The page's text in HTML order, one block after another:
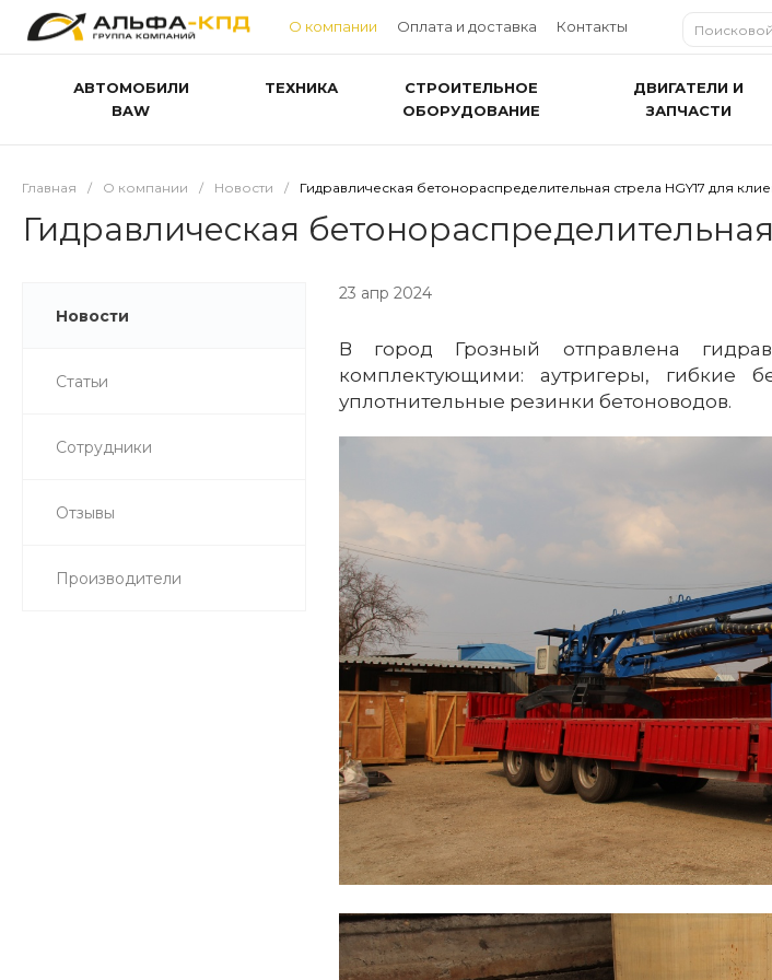
О компании Оплата и доставка Контакты
АВТОМОБИЛИ
BAW
ТЕХНИКА
СТРОИТЕЛЬНОЕ
ОБОРУДОВАНИЕ
ДВИГАТЕЛИ И
ЗАПЧАСТИ
Главная / О компании / Новости / Гидравлическая бетонораспределительная стрела HGY17 для
Гидравлическая
Новости
Статьи
Сотрудники
Отзывы
Производители
23 апр 2024
В город Грозный отправлена
комплектующими: аутригеры, гибкие
уплотнительные резинки бетоноводов.